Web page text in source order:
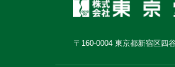
〒160-0004 東京都新宿区四